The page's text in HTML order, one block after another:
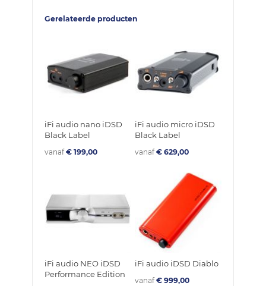
Gerelateerde producten
iFi audio nano iDSD
Black Label
vanaf € 199,00
iFi audio micro iDSD
Black Label
vanaf € 629,00
iFi audio NEO iDSD
Performance Edition
iFi audio iDSD Diablo
vanaf € 999,00